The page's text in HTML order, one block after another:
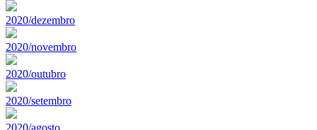
2020/dezembro
2020/novembro
2020/outubro
2020/setembro
2020/agosto